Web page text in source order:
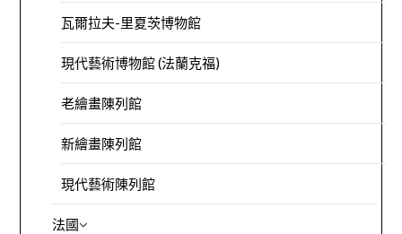
瓦爾拉夫-里夏茨博物館
現代藝術博物館 (法蘭克福)
老繪畫陳列館
新繪畫陳列館
現代藝術陳列館
法國